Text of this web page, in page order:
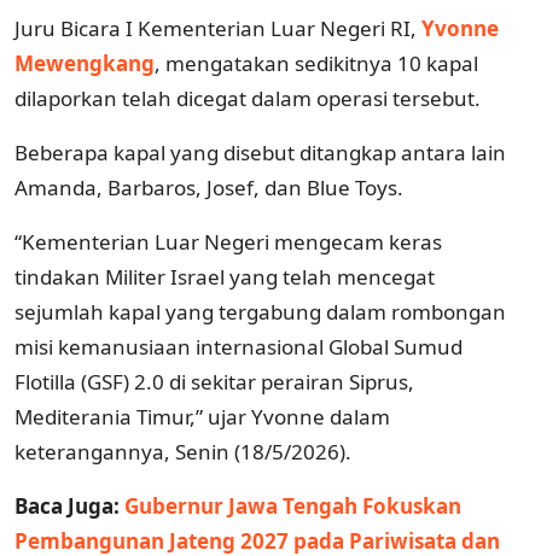
Juru Bicara I Kementerian Luar Negeri RI, Yvonne
Mewengkang, mengatakan sedikitnya 10 kapal
dilaporkan telah dicegat dalam operasi tersebut.
Beberapa kapal yang disebut ditangkap antara lain
Amanda, Barbaros, Josef, dan Blue Toys.
“Kementerian Luar Negeri mengecam keras
tindakan Militer Israel yang telah mencegat
sejumlah kapal yang tergabung dalam rombongan
misi kemanusiaan internasional Global Sumud
Flotilla (GSF) 2.0 di sekitar perairan Siprus,
Mediterania Timur,” ujar Yvonne dalam
keterangannya, Senin (18/5/2026).
Baca Juga: Gubernur Jawa Tengah Fokuskan
Pembangunan Jateng 2027 pada Pariwisata dan